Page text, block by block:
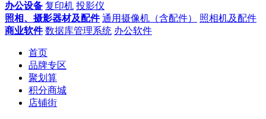
办公设备 复印机 投影仪
照相、摄影器材及配件 通用摄像机（含配件）
照相机及配件
商业软件 数据库管理系统 办公软件
首页
品牌专区
聚划算
积分商城
店铺街